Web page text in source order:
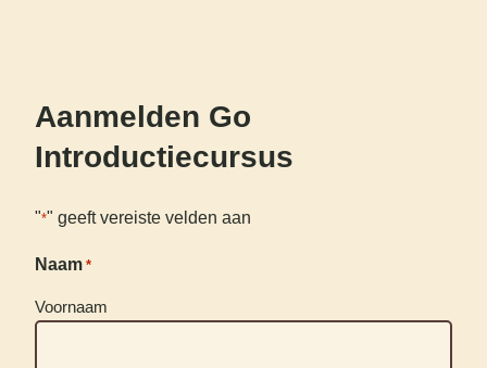
Aanmelden Go
Introductiecursus
"*" geeft vereiste velden aan
Naam *
Voornaam